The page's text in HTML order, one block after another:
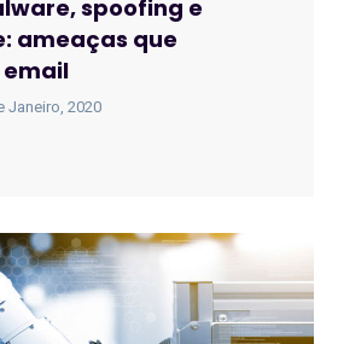
spoofing e
ameaças que
Janeiro, 2020